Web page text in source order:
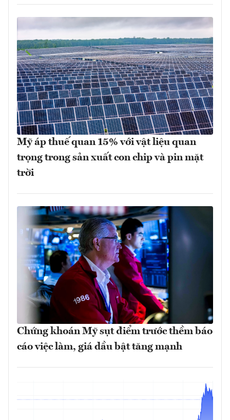
Mỹ áp thuế quan 15% với vật liệu quan
trọng trong sản xuất con chip và pin mặt
trời
Chứng khoán Mỹ sụt điểm trước thềm báo
cáo việc làm, giá dầu bật tăng mạnh